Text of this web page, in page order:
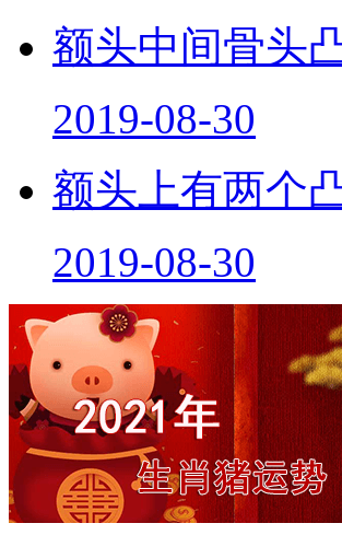
额头中间骨头
2019-08-30
额头上有两个
2019-08-30